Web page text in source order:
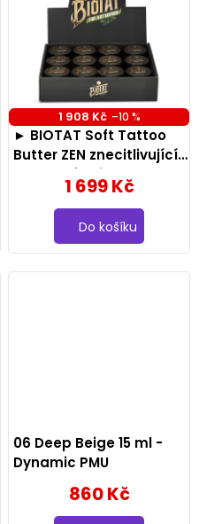
1 908 Kč –10 %
► BIOTAT Soft Tattoo
Butter ZEN znecitlivující
pracovní máslo 50ml x 12
1 699 Kč
Do košíku
06 Deep Beige 15 ml -
Dynamic PMU
860 Kč